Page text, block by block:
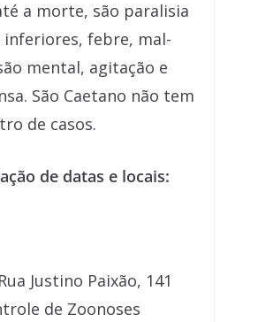
a morte, são paralisia
febre, mal-
mental, agitação e
São Caetano não tem
de casos.
de datas e locais:
Rua Justino Paixão, 141
de Zoonoses